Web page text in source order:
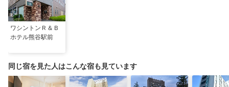
ワシントンＲ＆Ｂ
ホテル熊谷駅前
同じ宿を見た人はこんな宿も見ています